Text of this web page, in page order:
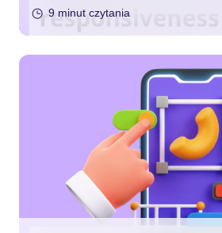
9 minut czytania